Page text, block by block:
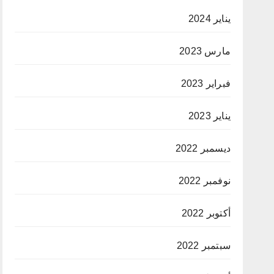
يناير 2024
مارس 2023
فبراير 2023
يناير 2023
ديسمبر 2022
نوفمبر 2022
أكتوبر 2022
سبتمبر 2022